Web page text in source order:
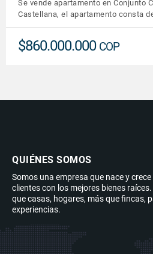
Se vende apartamento en Conjunto
Castellana, el apartamento consta
$860.000.000 COP
QUIÉNES SOMOS
Somos una empresa que nace y
clientes con los mejores bienes
que casas, hogares, más que fincas,
experiencias.